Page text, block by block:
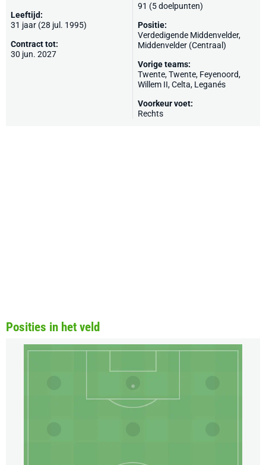
Leeftijd:
31 jaar (28 jul. 1995)
Contract tot:
30 jun. 2027
91 (5 doelpunten)
Positie:
Verdedigende Middenvelder,
Middenvelder (Centraal)
Vorige teams:
Twente,Twente, Feyenoord,
Willem II,Celta, Leganés
Voorkeur voet:
Rechts
Posities in het veld